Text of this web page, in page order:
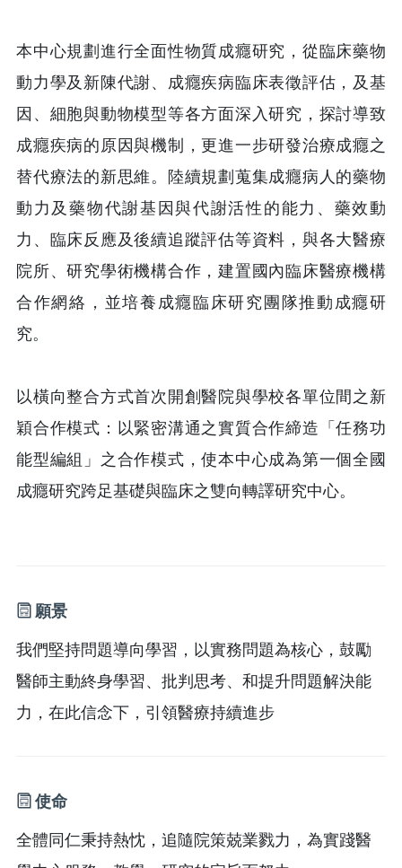
本中心規劃進行全面性物質成癮研究，從臨床藥物
動力學及新陳代謝、成癮疾病臨床表徵評估，及基
因、細胞與動物模型等各方面深入研究，探討導致
成癮疾病的原因與機制，更進一步研發治療成癮之
替代療法的新思維。陸續規劃蒐集成癮病人的藥物
動力及藥物代謝基因與代謝活性的能力、藥效動
力、臨床反應及後續追蹤評估等資料，與各大醫療
院所、研究學術機構合作，建置國內臨床醫療機構
合作網絡，並培養成癮臨床研究團隊推動成癮研
究。
以橫向整合方式首次開創醫院與學校各單位間之新
穎合作模式：以緊密溝通之實質合作締造「任務功
能型編組」之合作模式，使本中心成為第一個全國
成癮研究跨足基礎與臨床之雙向轉譯研究中心。
願景
我們堅持問題導向學習，以實務問題為核心，鼓勵
醫師主動終身學習、批判思考、和提升問題解決能
力，在此信念下，引領醫療持續進步
使命
全體同仁秉持熱忱，追隨院策兢業戮力，為實踐醫